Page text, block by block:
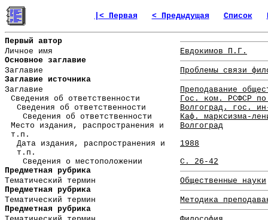
|< Первая < Предыдущая Список
Первый автор
Личное имя
Евдокимов П.Г.
Основное заглавие
Заглавие
Проблемы связи
Заглавие источника
Заглавие
Преподавание
Сведения об ответственности
Гос. ком. РСФСР
Сведения об ответственности
Волгоград. гос.
Сведения об ответственности
Каф. марксизма-
Место издания, распространения и
т.п.
Волгоград
Дата издания, распространения и
т.п.
1988
Сведения о местоположении
С. 26-42
Предметная рубрика
Тематический термин
Общественные науки
Предметная рубрика
Тематический термин
Методика
Предметная рубрика